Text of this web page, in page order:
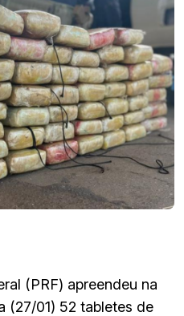
(PRF) apreendeu na
(27/01) 52 tabletes de